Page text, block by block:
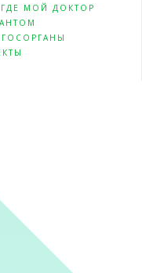
ГДЕ МОЙ ДОКТОР